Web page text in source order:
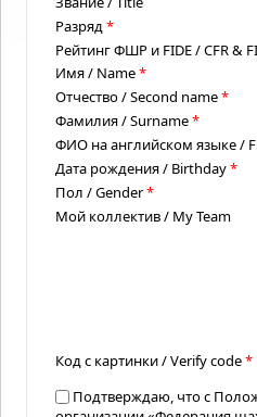
Разряд*
Рейтинг ФШР и FIDE / CFR &
Имя / Name*
Отчество / Second name*
Фамилия / Surname*
ФИО на английском языке /
Дата рождения / Birthday*
Пол / Gender*
Мой коллектив / My Team
Код с картинки / Verify code*
Подтверждаю, что с